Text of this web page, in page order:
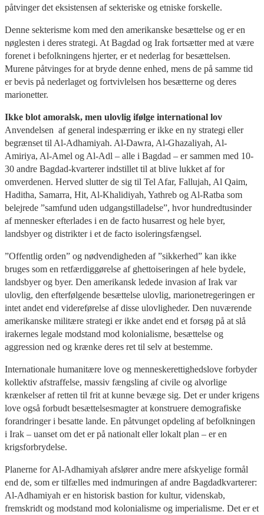
påtvinger det eksistensen af sekteriske og etniske forskelle.
Denne sekterisme kom med den amerikanske besættelse og er en
nøglesten i deres strategi. At Bagdad og Irak fortsætter med at være
forenet i befolkningens hjerter, er et nederlag for besættelsen.
Murene påtvinges for at bryde denne enhed, mens de på samme tid
er bevis på nederlaget og fortvivlelsen hos besætterne og deres
marionetter.
Ikke blot amoralsk, men ulovlig ifølge international lov
Anvendelsen af general indespærring er ikke en ny strategi eller
begrænset til Al-Adhamiyah. Al-Dawra, Al-Ghazaliyah, Al-
Amiriya, Al-Amel og Al-Adl – alle i Bagdad – er sammen med 10-
30 andre Bagdad-kvarterer indstillet til at blive lukket af for
omverdenen. Herved slutter de sig til Tel Afar, Fallujah, Al Qaim,
Haditha, Samarra, Hit, Al-Khalidiyah, Yathreb og Al-Ratba som
belejrede ”samfund uden udgangstilladelse”, hvor hundredtusinder
af mennesker efterlades i en de facto husarrest og hele byer,
landsbyer og distrikter i et de facto isoleringsfængsel.
”Offentlig orden” og nødvendigheden af ”sikkerhed” kan ikke
bruges som en retfærdiggørelse af ghettoiseringen af hele bydele,
landsbyer og byer. Den amerikansk ledede invasion af Irak var
ulovlig, den efterfølgende besættelse ulovlig, marionetregeringen er
intet andet end videreførelse af disse ulovligheder. Den nuværende
amerikanske militære strategi er ikke andet end et forsøg på at slå
irakernes legale modstand mod kolonialisme, besættelse og
aggression ned og krænke deres ret til selv at bestemme.
Internationale humanitære love og menneskerettighedslove forbyder
kollektiv afstraffelse, massiv fængsling af civile og alvorlige
krænkelser af retten til frit at kunne bevæge sig. Det er under krigens
love også forbudt besættelsesmagter at konstruere demografiske
forandringer i besatte lande. En påtvunget opdeling af befolkningen
i Irak – uanset om det er på nationalt eller lokalt plan – er en
krigsforbrydelse.
Planerne for Al-Adhamiyah afslører andre mere afskyelige formål
end de, som er tilfælles med indmuringen af andre Bagdadkvarterer:
Al-Adhamiyah er en historisk bastion for kultur, videnskab,
fremskridt og modstand mod kolonialisme og imperialisme. Det er et